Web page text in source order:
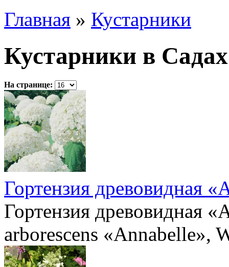
Главная » Кустарники
Кустарники в
На странице:
Гортензия древовидная
Гортензия древовидная
arborescens «Annabelle»,